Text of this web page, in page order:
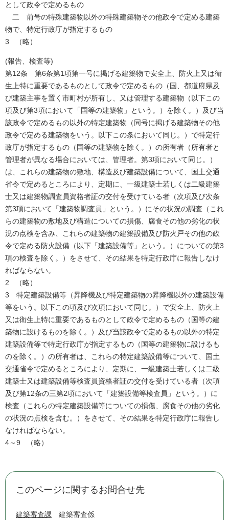
として政令で定めるもの
二 前号の特殊建築物以外の特殊建築物その他政令で定める建築
物で、特定行政庁が指定するもの
3 （略）
(報告、検査等)
第12条 第6条第1項第一号に掲げる建築物で安全上、防火上又は衛
生上特に重要であるものとして政令で定めるもの（国、都道府県及
び建築主事を置く市町村が所有し、又は管理する建築物（以下この
項及び第3項において「国等の建築物」という。）を除く。）及び当
該政令で定めるもの以外の特定建築物（同号に掲げる建築物その他
政令で定める建築物をいう。以下この条において同じ。）で特定行
政庁が指定するもの（国等の建築物を除く。）の所有者（所有者と
管理者が異なる場合においては、管理者。第3項において同じ。）
は、これらの建築物の敷地、構造及び建築設備について、国土交通
省令で定めるところにより、定期に、一級建築士若しくは二級建築
士又は建築物調査員資格者証の交付を受けている者（次項及び次条
第3項において「建築物調査員」という。）にその状況の調査（これ
らの建築物の敷地及び構造についての損傷、腐食その他の劣化の状
況の点検を含み、これらの建築物の建築設備及び防火戸その他の政
令で定める防火設備（以下「建築設備等」という。）についての第3
項の検査を除く。）をさせて、その結果を特定行政庁に報告しなけ
ればならない。
2 （略）
3 特定建築設備等（昇降機及び特定建築物の昇降機以外の建築設備
等をいう。以下この項及び次項において同じ。）で安全上、防火上
又は衛生上特に重要であるものとして政令で定めるもの（国等の建
築物に設けるものを除く。）及び当該政令で定めるもの以外の特定
建築設備等で特定行政庁が指定するもの（国等の建築物に設けるも
のを除く。）の所有者は、これらの特定建築設備等について、国土
交通省令で定めるところにより、定期に、一級建築士若しくは二級
建築士又は建築設備等検査員資格者証の交付を受けている者（次項
及び第12条の三第2項において「建築設備等検査員」という。）に
検査（これらの特定建築設備等についての損傷、腐食その他の劣化
の状況の点検を含む。）をさせて、その結果を特定行政庁に報告し
なければならない。
4～9 （略）
このページに関するお問合せ先
建築審査課 建築審査係